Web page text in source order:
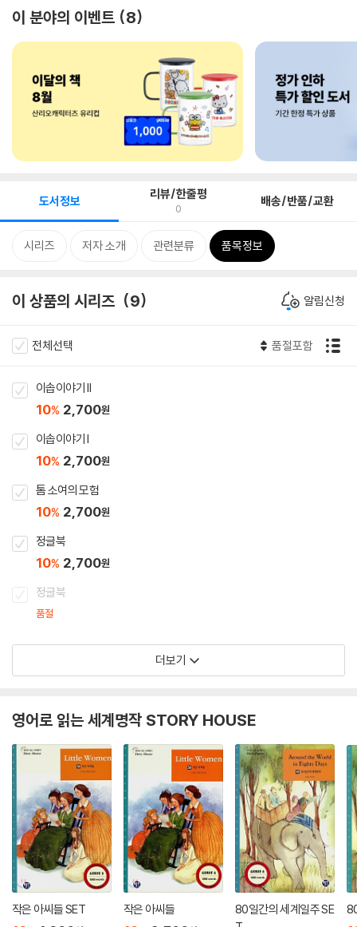
이 분야의 이벤트 8
도서정보 리뷰/한줄평
0 배송/반품/교환
시리즈 저자 소개 관련분류 품목정보
이 상품의 시리즈 9 알림신청
전체선택 품절포함
이솝이야기 II
10% 2,700원
이솝이야기 I
10% 2,700원
톰 소여의 모험
10% 2,700원
정글북
10% 2,700원
정글북
품절
더보기
영어로 읽는 세계명작 STORY HOUSE
작은 아씨들 SET 작은 아씨들
80일간의 세계일주 SE